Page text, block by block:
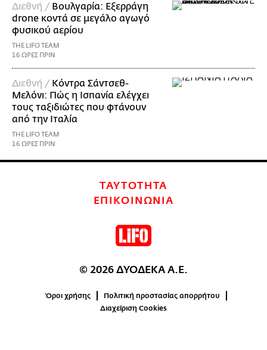
Διεθνή / Βουλγαρία: Εξερράγη
drone κοντά σε μεγάλο αγωγό
φυσικού αερίου
THE LIFO TEAM
16 ΩΡΕΣ ΠΡΙΝ
Διεθνή / Κόντρα Σάντσεθ-
Μελόνι: Πώς η Ισπανία ελέγχει
τους ταξιδιώτες που φτάνουν
από την Ιταλία
THE LIFO TEAM
16 ΩΡΕΣ ΠΡΙΝ
ΤΑΥΤΟΤΗΤΑ
ΕΠΙΚΟΙΝΩΝΙΑ
© 2026 ΔΥΟΔΕΚΑ Α.Ε.
Όροι χρήσης
Πολιτική προστασίας απορρήτου
Διαχείριση Cookies